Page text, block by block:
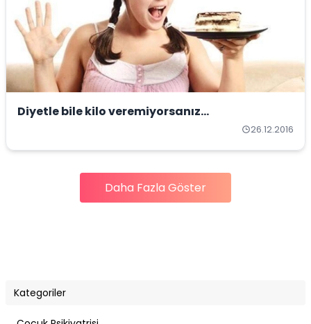
Diyetle bile kilo veremiyorsanız...
26.12.2016
Daha Fazla Göster
Kategoriler